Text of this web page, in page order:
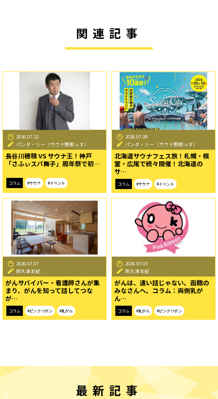
関連記事
2026.07.22
パンダ・リー（サウナ野郎っす）
長谷川穂積 VS サウナ王！神戸
「さふぃスパ舞子」周年祭で初…
コラム #サウナ #イベント
2026.07.09
パンダ・リー（サウナ野郎っす）
北海道サウナフェス旅！札幌・根
室・広尾で続々開催！北海道の
サ…
コラム #サウナ #イベント
2026.07.07
阿久津友紀
がんサバイバー・看護師さんが集
まり、がんを知って話してつな
が…
コラム #ピンクリボン #乳がん
2026.07.03
阿久津友紀
がんは、遠い話じゃない。函館の
みなさんへ。コラム：両側乳が
ん…
コラム #乳がん #ピンクリボン
最新記事